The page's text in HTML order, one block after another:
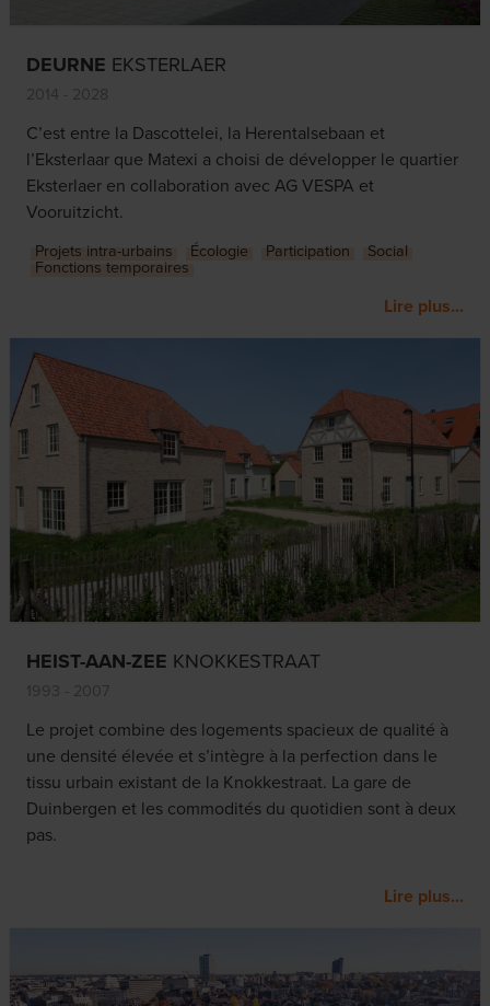
DEURNE EKSTERLAER
2014 - 2028
C’est entre la Dascottelei, la Herentalsebaan et
l’Eksterlaar que Matexi a choisi de développer le quartier
Eksterlaer en collaboration avec AG VESPA et
Vooruitzicht.
Projets intra-urbains Écologie Participation Social
Fonctions temporaires
Lire plus...
HEIST-AAN-ZEE KNOKKESTRAAT
1993 - 2007
Le projet combine des logements spacieux de qualité à
une densité élevée et s’intègre à la perfection dans le
tissu urbain existant de la Knokkestraat. La gare de
Duinbergen et les commodités du quotidien sont à deux
pas.
Lire plus...